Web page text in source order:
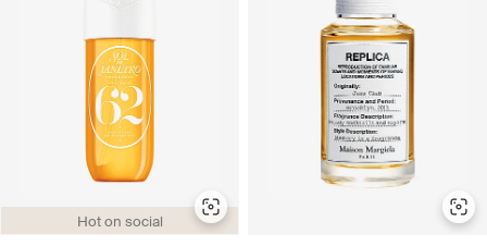
Hot on social